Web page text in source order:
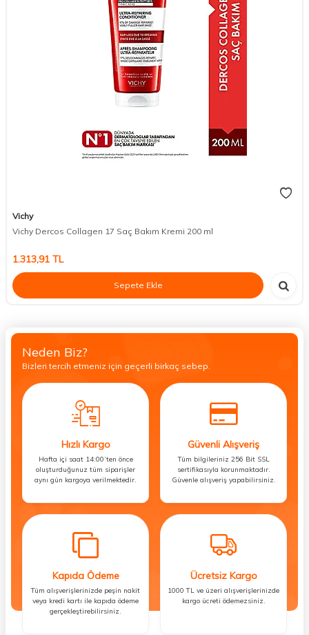
Vichy
Vichy Dercos Collagen 17 Saç Bakım Kremi 200 ml
1.313,91 TL
Sepete Ekle
Neden Biz?
Bizleri tercih etmeniz için geçerli birkaç sebep.
Hızlı Kargo
Hafta içi saat 14:00’ten önce
oluşturduğunuz tüm siparişler
aynı gün kargoya verilmektedir.
Güvenli Alışveriş
Tüm bilgileriniz 256 Bit SSL
sertifikasıyla korunmaktadır.
Güvenle alışveriş yapabilirsiniz.
Kapıda Ödeme
Tüm alışverişlerinizde peşin nakit
veya kredi kartı ile kapıda ödeme
gerçekleştirebilirsiniz.
Ücretsiz Kargo
1000 TL ve üzeri alışverişlerinizde
kargo ücreti ödemezsiniz.